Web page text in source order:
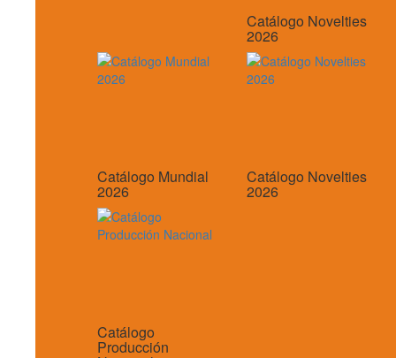
Catálogo Novelties
2026
Catálogo Mundial
2026
Catálogo Novelties
2026
Catálogo
Producción